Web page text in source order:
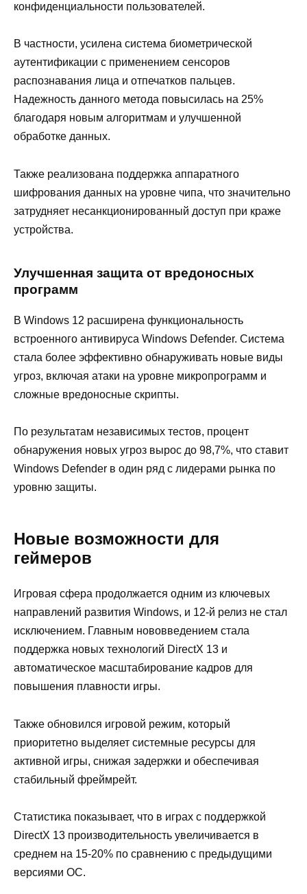
конфиденциальности пользователей.
В частности, усилена система биометрической
аутентификации с применением сенсоров
распознавания лица и отпечатков пальцев.
Надежность данного метода повысилась на 25%
благодаря новым алгоритмам и улучшенной
обработке данных.
Также реализована поддержка аппаратного
шифрования данных на уровне чипа, что значительно
затрудняет несанкционированный доступ при краже
устройства.
Улучшенная защита от вредоносных
программ
В Windows 12 расширена функциональность
встроенного антивируса Windows Defender. Система
стала более эффективно обнаруживать новые виды
угроз, включая атаки на уровне микропрограмм и
сложные вредоносные скрипты.
По результатам независимых тестов, процент
обнаружения новых угроз вырос до 98,7%, что ставит
Windows Defender в один ряд с лидерами рынка по
уровню защиты.
Новые возможности для
геймеров
Игровая сфера продолжается одним из ключевых
направлений развития Windows, и 12-й релиз не стал
исключением. Главным нововведением стала
поддержка новых технологий DirectX 13 и
автоматическое масштабирование кадров для
повышения плавности игры.
Также обновился игровой режим, который
приоритетно выделяет системные ресурсы для
активной игры, снижая задержки и обеспечивая
стабильный фреймрейт.
Статистика показывает, что в играх с поддержкой
DirectX 13 производительность увеличивается в
среднем на 15-20% по сравнению с предыдущими
версиями ОС.